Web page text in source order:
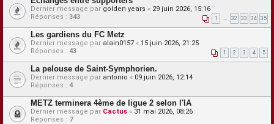
Dernier message par golden years « 29 juin 2026, 15:16
Réponses : 343 1 … 32 33 34 35
Les gardiens du FC Metz
Dernier message par alain0157 « 15 juin 2026, 21:25
Réponses : 43 1 2 3 4 5
La pelouse de Saint-Symphorien.
Dernier message par antonio « 09 juin 2026, 12:14
Réponses : 4
METZ terminera 4ème de ligue 2 selon l'IA
Dernier message par Cactus « 31 mai 2026, 08:26
Réponses : 7